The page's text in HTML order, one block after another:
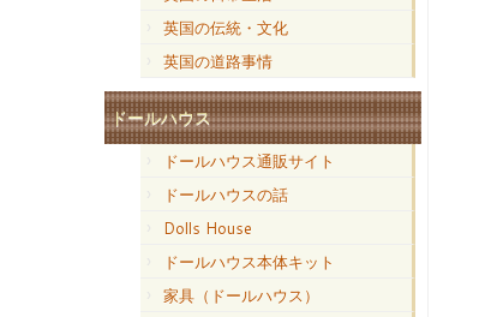
英国の伝統・文化
英国の道路事情
ドールハウス
ドールハウス通販サイト
ドールハウスの話
Dolls House
ドールハウス本体キット
家具（ドールハウス）